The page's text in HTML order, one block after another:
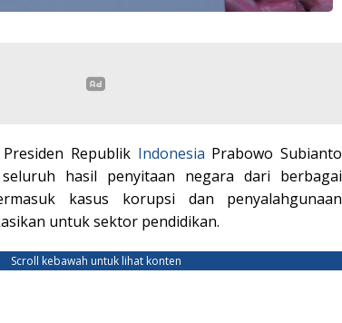
Presiden Republik Indonesia Prabowo Subianto
hasil penyitaan negara dari berbagai
kasus korupsi dan penyalahgunaan
untuk sektor pendidikan.
Scroll kebawah untuk lihat konten